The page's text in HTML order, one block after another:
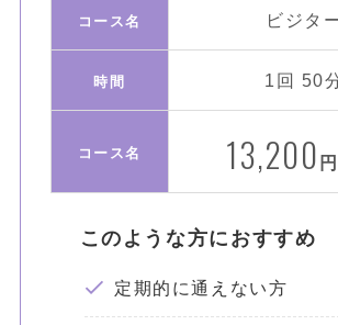
コース名 ビジタ
時間 1回 50
コース名 13,200 円
このような方におすすめ
定期的に通えない方